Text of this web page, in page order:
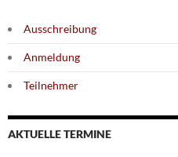
Ausschreibung
Anmeldung
Teilnehmer
AKTUELLE TERMINE